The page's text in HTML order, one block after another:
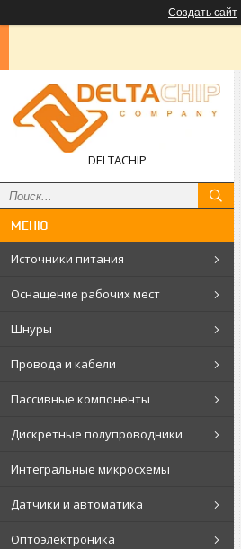
Создать сайт
DELTACHIP
Источники питания
Оснащение рабочих мест
Шнуры
Провода и кабели
Пассивные компоненты
Дискретные полупроводники
Интегральные микросхемы
Датчики и автоматика
Оптоэлектроника